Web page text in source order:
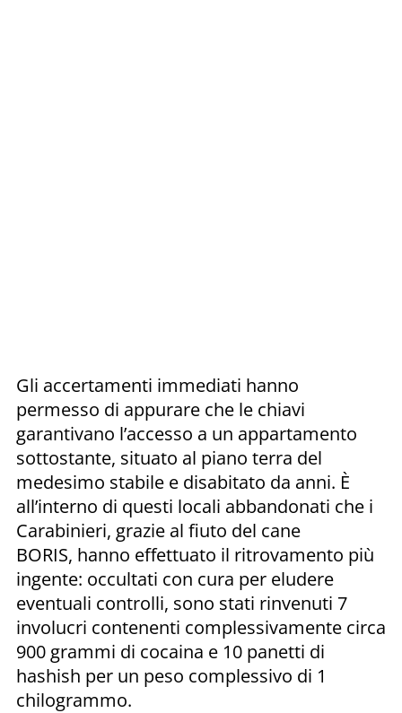
Gli accertamenti immediati hanno
permesso di appurare che le chiavi
garantivano l’accesso a un appartamento
sottostante, situato al piano terra del
medesimo stabile e disabitato da anni. È
all’interno di questi locali abbandonati che i
Carabinieri, grazie al fiuto del cane
BORIS, hanno effettuato il ritrovamento più
ingente: occultati con cura per eludere
eventuali controlli, sono stati rinvenuti 7
involucri contenenti complessivamente circa
900 grammi di cocaina e 10 panetti di
hashish per un peso complessivo di 1
chilogrammo.